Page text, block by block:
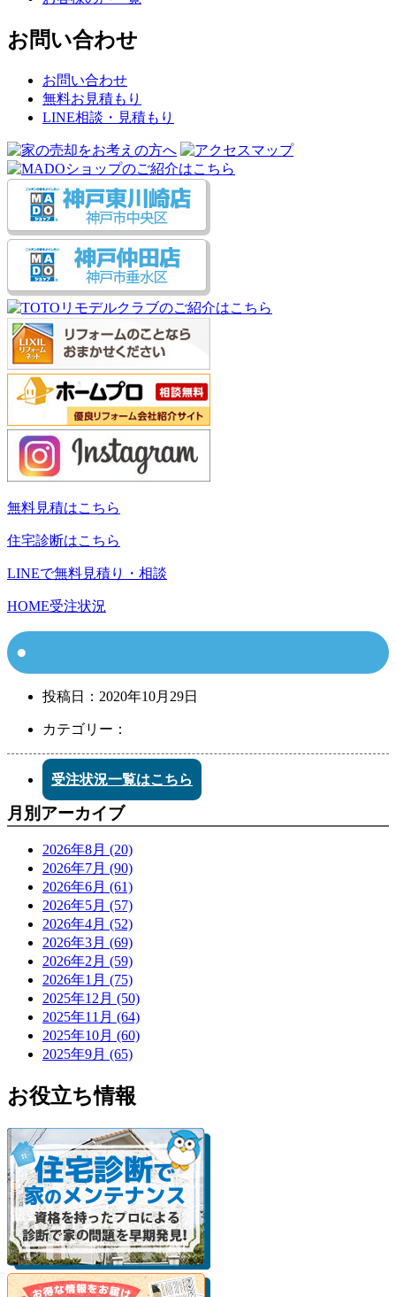
お問い合わせ
お問い合わせ
無料お見積もり
LINE相談・見積もり
無料見積はこちら
住宅診断はこちら
LINEで無料見積り・相談
HOME受注状況
投稿日： 2020年10月29日
カテゴリー：
受注状況一覧はこちら
月別アーカイブ
2026年8月 (20)
2026年7月 (90)
2026年6月 (61)
2026年5月 (57)
2026年4月 (52)
2026年3月 (69)
2026年2月 (59)
2026年1月 (75)
2025年12月 (50)
2025年11月 (64)
2025年10月 (60)
2025年9月 (65)
お役立ち情報